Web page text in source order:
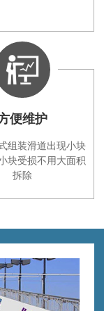
便维护
组装滑道出现小块
块受损不用大面积
拆除